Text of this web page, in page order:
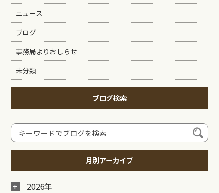
ニュース
ブログ
事務局よりおしらせ
未分類
ブログ検索
月別アーカイブ
2026年